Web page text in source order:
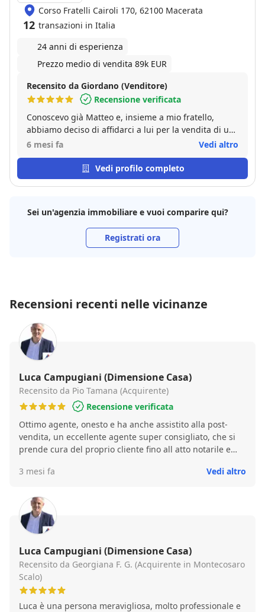
Corso Fratelli Cairoli 170, 62100 Macerata
12 transazioni in Italia
24 anni di esperienza
Prezzo medio di vendita 89k EUR
Recensito da Giordano (Venditore)
Recensione verificata
Conoscevo già Matteo e, insieme a mio fratello,
abbiamo deciso di affidarci a lui per la vendita di un
immobile di famiglia. La vendita è andata bene ed è
parte di entrambi.
6 mesi fa Vedi altro
Vedi profilo completo
Sei un'agenzia immobiliare e vuoi comparire qui?
Registrati ora
Recensioni recenti nelle vicinanze
Luca Campugiani (Dimensione Casa)
Recensito da Pio Tamana (Acquirente)
Recensione verificata
Ottimo agente, onesto e ha anche assistito alla post-
vendita, un eccellente agente super consigliato, che si
prende cura del proprio cliente fino all atto notarile e
3 mesi fa
Vedi altro
Luca Campugiani (Dimensione Casa)
Recensito da Georgiana F. G. (Acquirente in Montecosaro
Scalo)
Luca è una persona meravigliosa, molto professionale e